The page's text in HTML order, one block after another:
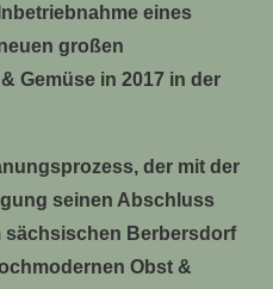
Inbetriebnahme eines
großen
Gemüse in 2017 in der
der mit der
seinen Abschluss
sächsischen Berbersdorf
Obst &